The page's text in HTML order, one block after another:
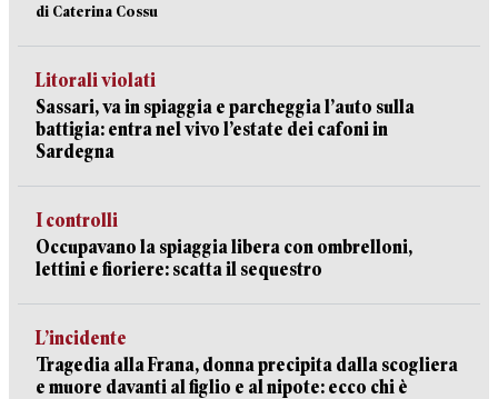
di Caterina Cossu
Litorali violati
Sassari, va in spiaggia e parcheggia l’auto sulla
battigia: entra nel vivo l’estate dei cafoni in
Sardegna
I controlli
Occupavano la spiaggia libera con ombrelloni,
lettini e fioriere: scatta il sequestro
L’incidente
Tragedia alla Frana, donna precipita dalla scogliera
e muore davanti al figlio e al nipote: ecco chi è